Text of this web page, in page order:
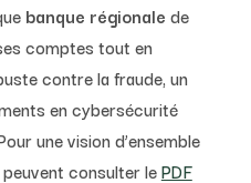
banque régionale de
comptes tout en
contre la fraude, un
en cybersécurité
une vision d’ensemble
consulter lePDF